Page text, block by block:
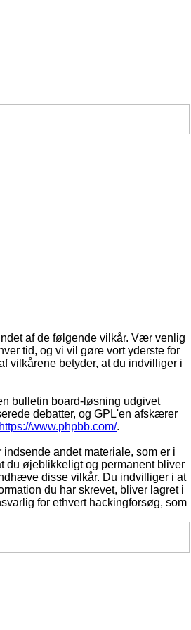
af de følgende vilkår. Vær venlig
tid, og vi vil gøre vort yderste for
vilkårene betyder, at du indvilliger i
bulletin board-løsning udgivet
debatter, og GPL'en afskærer
https://www.phpbb.com/.
andet materiale, som er i
du øjeblikkeligt og permanent bliver
disse vilkår. Du indvilliger i at
du har skrevet, bliver lagret i
for ethvert hackingforsøg, som